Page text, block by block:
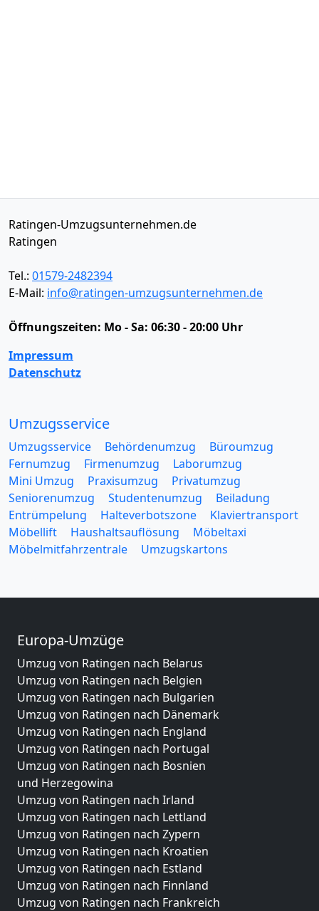
Ratingen-Umzugsunternehmen.de
Ratingen
Tel.: 01579-2482394
E-Mail: info@ratingen-umzugsunternehmen.de
Öffnungszeiten: Mo - Sa: 06:30 - 20:00 Uhr
Impressum
Datenschutz
Umzugsservice
Umzugsservice Behördenumzug
Büroumzug
Fernumzug
Firmenumzug
Laborumzug
Mini Umzug
Praxisumzug
Privatumzug
Seniorenumzug
Studentenumzug
Beiladung
Entrümpelung
Halteverbotszone
Klaviertransport
Möbellift
Haushaltsauflösung
Möbeltaxi
Möbelmitfahrzentrale
Umzugskartons
Europa-Umzüge
Umzug von Ratingen nach Belarus
Umzug von Ratingen nach Belgien
Umzug von Ratingen nach Bulgarien
Umzug von Ratingen nach Dänemark
Umzug von Ratingen nach England
Umzug von Ratingen nach Portugal
Umzug von Ratingen nach Bosnien
und Herzegowina
Umzug von Ratingen nach Irland
Umzug von Ratingen nach Lettland
Umzug von Ratingen nach Zypern
Umzug von Ratingen nach Kroatien
Umzug von Ratingen nach Estland
Umzug von Ratingen nach Finnland
Umzug von Ratingen nach Frankreich